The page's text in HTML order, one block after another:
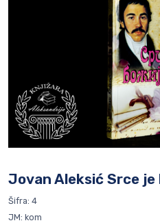
Jovan Aleksić Srce je
Šifra: 4
JM: kom